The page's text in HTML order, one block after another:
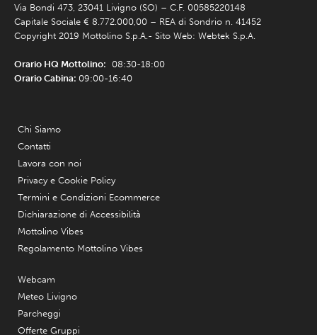
Via Bondi 473, 23041 Livigno (SO) – C.F. 00585220148
Capitale Sociale € 8.772.000,00 – REA di Sondrio n. 41452
Copyright 2019 Mottolino S.p.A.- Sito Web: Webtek S.p.A.
Orario HQ Mottolino: 08:30-18:00
Orario Cabina: 09:00-16:40
Chi Siamo
Contatti
Lavora con noi
Privacy e Cookie Policy
Termini e Condizioni Ecommerce
Dichiarazione di Accessibilità
Mottolino Vibes
Regolamento Mottolino Vibes
Webcam
Meteo Livigno
Parcheggi
Offerte Gruppi